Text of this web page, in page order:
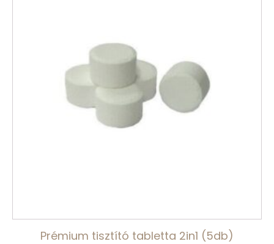
Prémium tisztító tabletta 2in1 (5db)